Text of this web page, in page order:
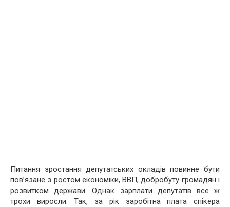
Питання зростання депутатських окладів повинне бути
пов’язане з ростом економіки, ВВП, добробуту громадян і
розвитком держави. Однак зарплати депутатів все ж
трохи виросли. Так, за рік заробітна плата спікера